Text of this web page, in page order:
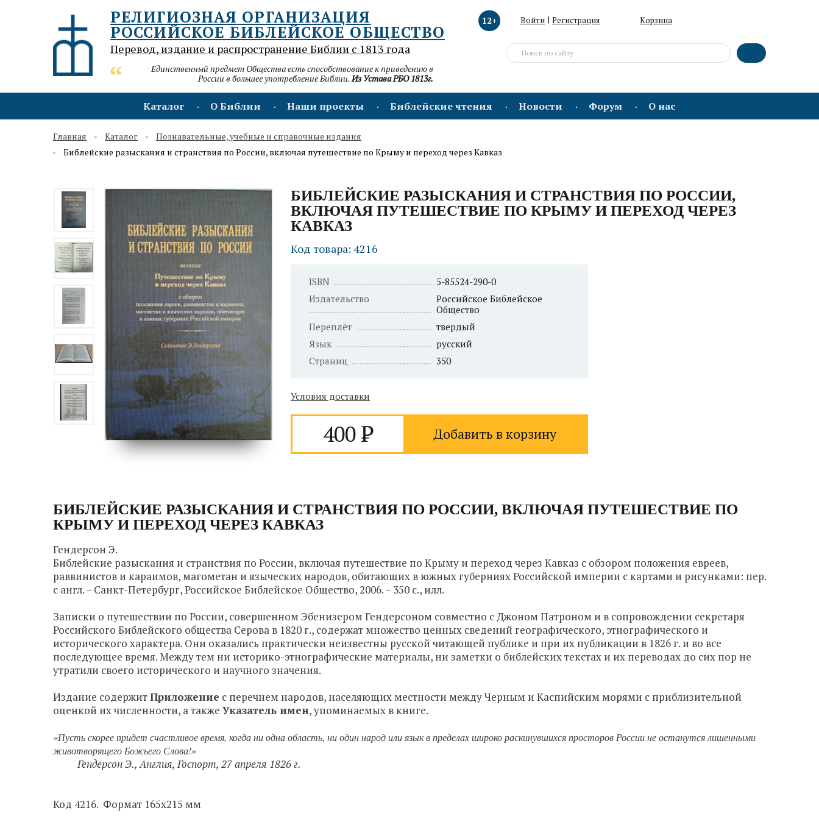
РЕЛИГИОЗНАЯ ОРГАНИЗАЦИЯ
РОССИЙСКОЕ БИБЛЕЙСКОЕ ОБЩЕСТВО
Перевод, издание и распространение Библии с 1813 года
Единственный предмет Общества есть способствование к приведению в
России в большее употребление Библии.Из Устава РБО 1813г.
12+ Войти | Регистрация Корзина
Каталог О Библии Наши проекты Библейские чтения Новости Форум О нас
Главная Каталог
Познавательные, учебные и справочные издания
Библейские разыскания и странствия по России, включая путешествие по Крыму и переход через Кавказ
БИБЛЕЙСКИЕ РАЗЫСКАНИЯ И СТРАНСТВИЯ ПО РОССИИ,
ВКЛЮЧАЯ ПУТЕШЕСТВИЕ ПО КРЫМУ И ПЕРЕХОД ЧЕРЕЗ
КАВКАЗ
Код товара: 4216
ISBN
5-85524-290-0
Издательство
Российское Библейское
Общество
Переплёт
твердый
Язык
русский
Страниц
350
Условия доставки
400 Добавить в корзину
БИБЛЕЙСКИЕ РАЗЫСКАНИЯ И СТРАНСТВИЯ ПО РОССИИ, ВКЛЮЧАЯ ПУТЕШЕСТВИЕ ПО
КРЫМУ И ПЕРЕХОД ЧЕРЕЗ КАВКАЗ
Гендерсон Э.
Библейские разыскания и странствия по России, включая путешествие по Крыму и переход через Кавказ с обзором положения евреев,
раввинистов и караимов, магометан и языческих народов, обитающих в южных губерниях Российской империи с картами и рисунками: пер.
с англ. – Санкт-Петербург, Российское Библейское Общество, 2006. – 350 с., илл.
Записки о путешествии по России, совершенном Эбенизером Гендерсоном совместно с Джоном Патроном и в сопровождении секретаря
Российского Библейского общества Серова в 1820 г., содержат множество ценных сведений географического, этнографического и
исторического характера. Они оказались практически неизвестны русской читающей публике и при их публикации в 1826 г. и во все
последующее время. Между тем ни историко-этнографические материалы, ни заметки о библейских текстах и их переводах до сих пор не
утратили своего исторического и научного значения.
Издание содержитПриложение с перечнем народов, населяющих местности между Черным и Каспийским морями с приблизительной
оценкой их численности, а также Указатель имен, упоминаемых в книге.
«Пусть скорее придет счастливое время, когда ни одна область, ни один народ или язык в пределах широко раскинувшихся просторов России не останутся лишенными
животворящего Божьего Слова!»
Гендерсон Э., Англия, Госпорт, 27 апреля 1826 г.
Код 4216. Формат 165х215 мм